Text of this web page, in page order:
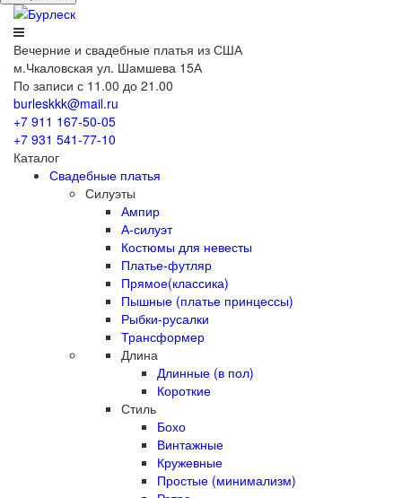
Вечерние и свадебные платья из США
м.Чкаловская ул. Шамшева 15А
По записи с 11.00 до 21.00
burleskkk@mail.ru
+7 911 167-50-05
+7 931 541-77-10
Каталог
Свадебные платья
Силуэты
Ампир
А-силуэт
Костюмы для невесты
Платье-футляр
Прямое(классика)
Пышные (платье принцессы)
Рыбки-русалки
Трансформер
Длина
Длинные (в пол)
Короткие
Стиль
Бохо
Винтажные
Кружевные
Простые (минимализм)